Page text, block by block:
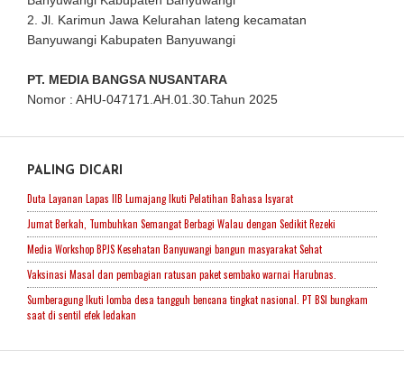
2. Jl. Karimun Jawa Kelurahan lateng kecamatan
Banyuwangi Kabupaten Banyuwangi
PT. MEDIA BANGSA NUSANTARA
Nomor : AHU-047171.AH.01.30.Tahun 2025
PALING DICARI
Duta Layanan Lapas IIB Lumajang Ikuti Pelatihan Bahasa Isyarat
Jumat Berkah, Tumbuhkan Semangat Berbagi Walau dengan Sedikit Rezeki
Media Workshop BPJS Kesehatan Banyuwangi bangun masyarakat Sehat
Vaksinasi Masal dan pembagian ratusan paket sembako warnai Harubnas.
Sumberagung Ikuti lomba desa tangguh bencana tingkat nasional. PT BSI bungkam
saat di sentil efek ledakan